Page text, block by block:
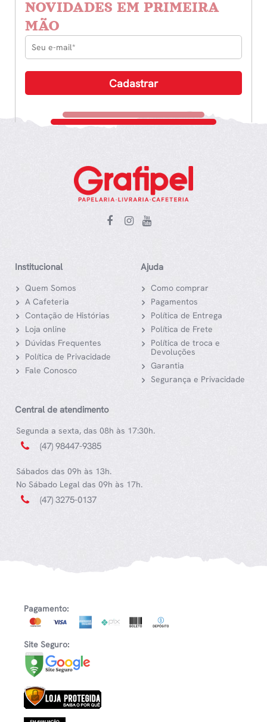
NOVIDADES EM PRIMEIRA
MÃO
Institucional
Quem Somos
A Cafeteria
Contação de Histórias
Loja online
Dúvidas Frequentes
Política de Privacidade
Fale Conosco
Ajuda
Como comprar
Pagamentos
Política de Entrega
Política de Frete
Política de troca e
Devoluções
Garantia
Segurança e Privacidade
Central de atendimento
Segunda a sexta, das 08h às 17:30h.
(47) 98447-9385
Sábados das 09h às 13h.
No Sábado Legal das 09h às 17h.
(47) 3275-0137
Pagamento:
Site Seguro: